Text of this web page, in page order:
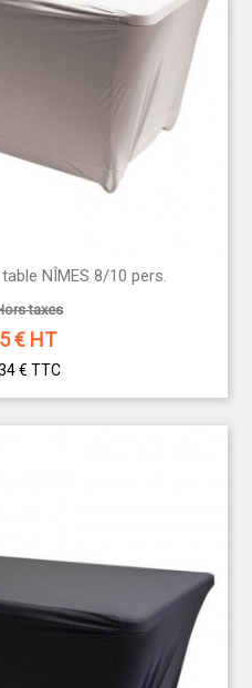
NÎMES 8/10 pers.
taxes
€ HT
€ TTC